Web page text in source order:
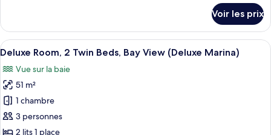
Beds,
City
High
Floor
(Elevated
Kallang)
le
type
de
Deluxe
Room,
Twin
Beds,
City
Voir les prix
Afficher
toutes
les
photos
pour
ce
type
Une chambre d’hôtel avec vue sur
9
Deluxe Room, 2 Twin Beds, Bay View (Deluxe Marina)
Vue sur la baie
51 m²
1 chambre
3 personnes
2 lits 1 place